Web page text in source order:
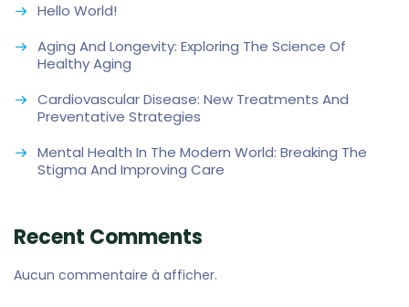
Hello World!
Aging And Longevity: Exploring The Science Of
Healthy Aging
Cardiovascular Disease: New Treatments And
Preventative Strategies
Mental Health In The Modern World: Breaking The
Stigma And Improving Care
Recent Comments
Aucun commentaire à afficher.